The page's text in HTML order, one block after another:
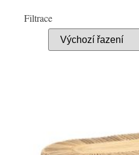
Filtrace